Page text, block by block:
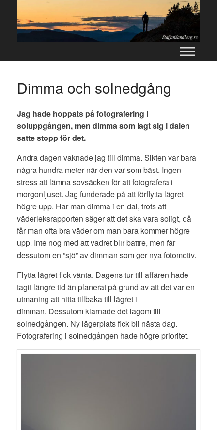
content
Dimma och solnedgång
Jag hade hoppats på fotografering i
soluppgången, men dimma som lagt sig i dalen
satte stopp för det.
Andra dagen vaknade jag till dimma. Sikten var bara
några hundra meter när den var som bäst. Ingen
stress att lämna sovsäcken för att fotografera i
morgonljuset. Jag funderade på att förflytta lägret
högre upp. Har man dimma i en dal, trots att
väderleksrapporten säger att det ska vara soligt, då
får man ofta bra väder om man bara kommer högre
upp. Inte nog med att vädret blir bättre, men får
dessutom en ”sjö” av dimman som ger nya fotomotiv.
Flytta lägret fick vänta. Dagens tur till affären hade
tagit längre tid än planerat på grund av att det var en
utmaning att hitta tillbaka till lägret i
dimman. Dessutom klarnade det lagom till
solnedgången. Ny lägerplats fick bli nästa dag.
Fotografering i solnedgången hade högre prioritet.